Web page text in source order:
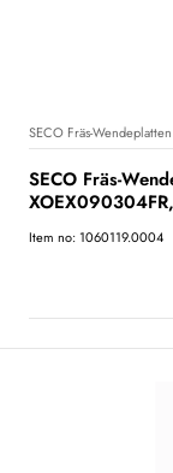
SECO Fräs-
SECO Fräs-
Item no: 1060119.0004